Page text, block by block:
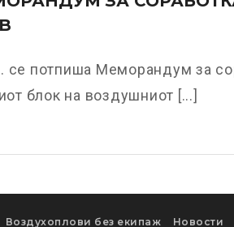
се потпиша Меморандум за
блок на воздушниот [...]
Воздухоплови без екипаж Новости